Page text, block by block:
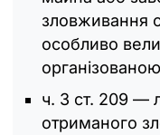
зловживання
особливо
ч. 3 ст. 209 —
отриманого